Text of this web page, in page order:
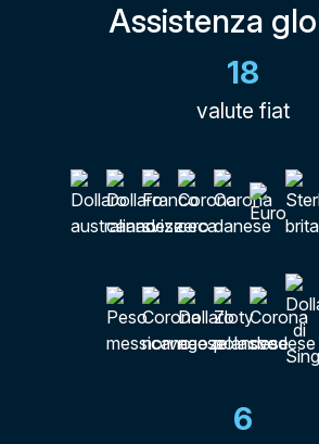
Assistenza
18
valute fiat
6